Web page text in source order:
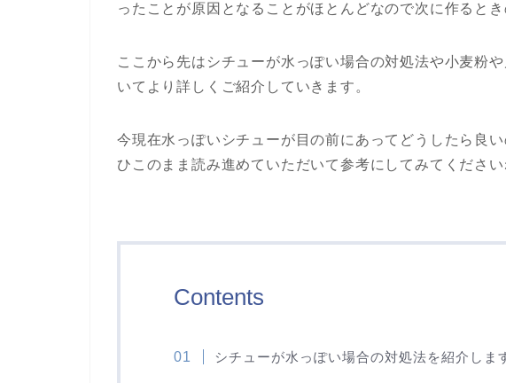
ったことが原因となることがほとんどなので次に作ると
ここから先はシチューが水っぽい場合の対処法や小麦粉
いてより詳しくご紹介していきます。
今現在水っぽいシチューが目の前にあってどうしたら良
ひこのまま読み進めていただいて参考にしてみてください
Contents
シチューが水っぽい場合の対処法を紹介しま